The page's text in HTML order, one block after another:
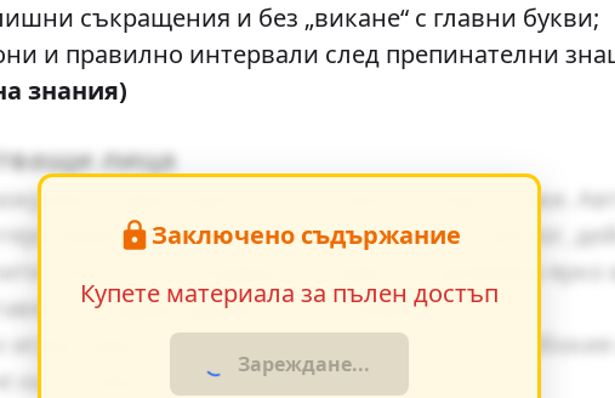
съкращения и без „викане“ с главни букви;
и правилно интервали след препинателни
знания)
лица
характерите на основните персонажи.
- директна характеристика, диалог,
ценности и модерните идеи се проявява ярко
създава драматично напрежение.
играе важна роля за разбирането на по-
на основните теми.
Заключено съдържание
Купете материала за пълен достъп
Зареждане...